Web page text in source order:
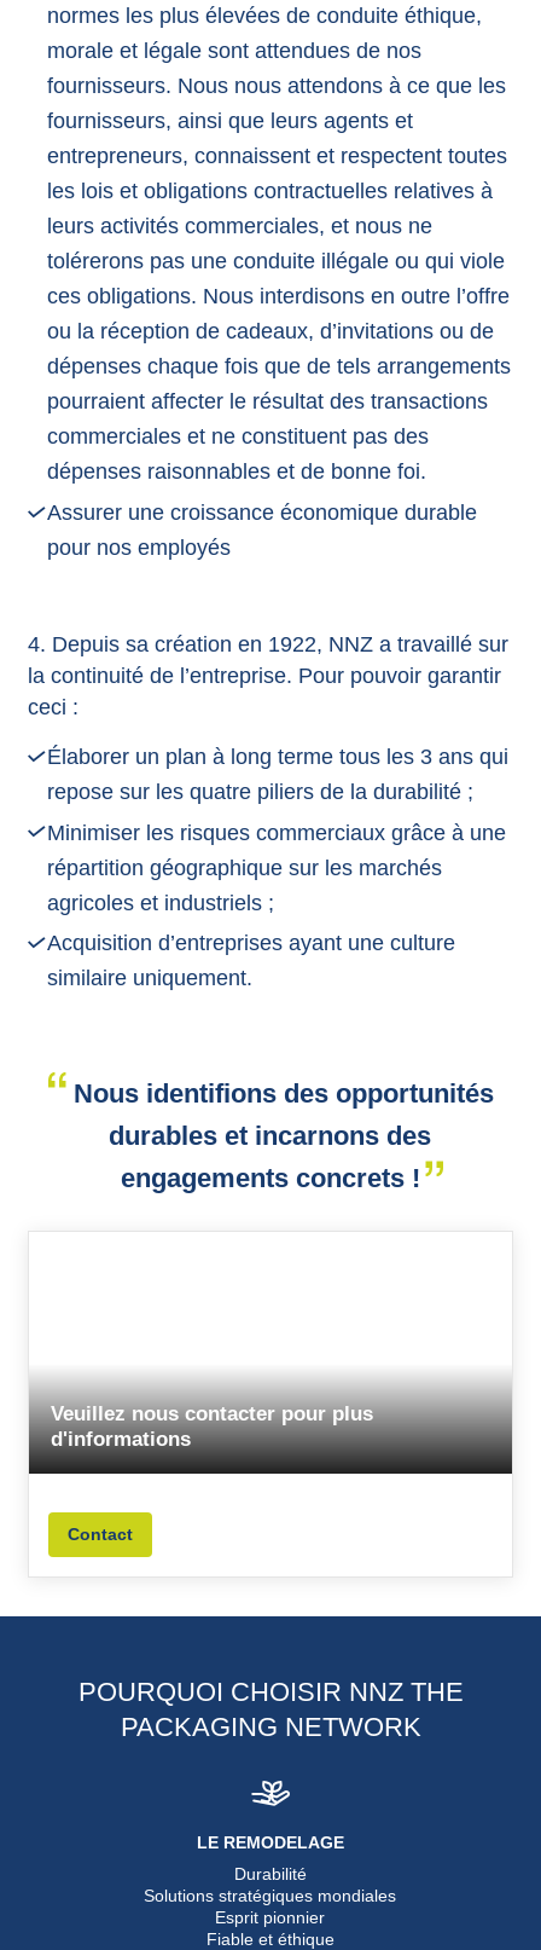
normes les plus élevées de conduite éthique,
morale et légale sont attendues de nos
fournisseurs. Nous nous attendons à ce que les
fournisseurs, ainsi que leurs agents et
entrepreneurs, connaissent et respectent toutes
les lois et obligations contractuelles relatives à
leurs activités commerciales, et nous ne
tolérerons pas une conduite illégale ou qui viole
ces obligations. Nous interdisons en outre l’offre
ou la réception de cadeaux, d’invitations ou de
dépenses chaque fois que de tels arrangements
pourraient affecter le résultat des transactions
commerciales et ne constituent pas des
dépenses raisonnables et de bonne foi.
Assurer une croissance économique durable
pour nos employés
4. Depuis sa création en 1922, NNZ a travaillé sur
la continuité de l’entreprise. Pour pouvoir garantir
ceci :
Élaborer un plan à long terme tous les 3 ans qui
repose sur les quatre piliers de la durabilité ;
Minimiser les risques commerciaux grâce à une
répartition géographique sur les marchés
agricoles et industriels ;
Acquisition d’entreprises ayant une culture
similaire uniquement.
Nous identifions des opportunités
durables et incarnons des
engagements concrets !
Veuillez nous contacter pour plus
d'informations
Contact
POURQUOI CHOISIR NNZ THE
PACKAGING NETWORK
LE REMODELAGE
Durabilité
Solutions stratégiques mondiales
Esprit pionnier
Fiable et éthique